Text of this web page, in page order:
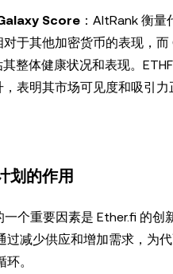
Score ：AltRank 衡量
于其他加密货币的表现，而
整体健康状况和表现。
表明其市场可见度和吸引力
划的作用
一个重要因素是 Ether.fi 的创
过减少供应和增加需求，为
。